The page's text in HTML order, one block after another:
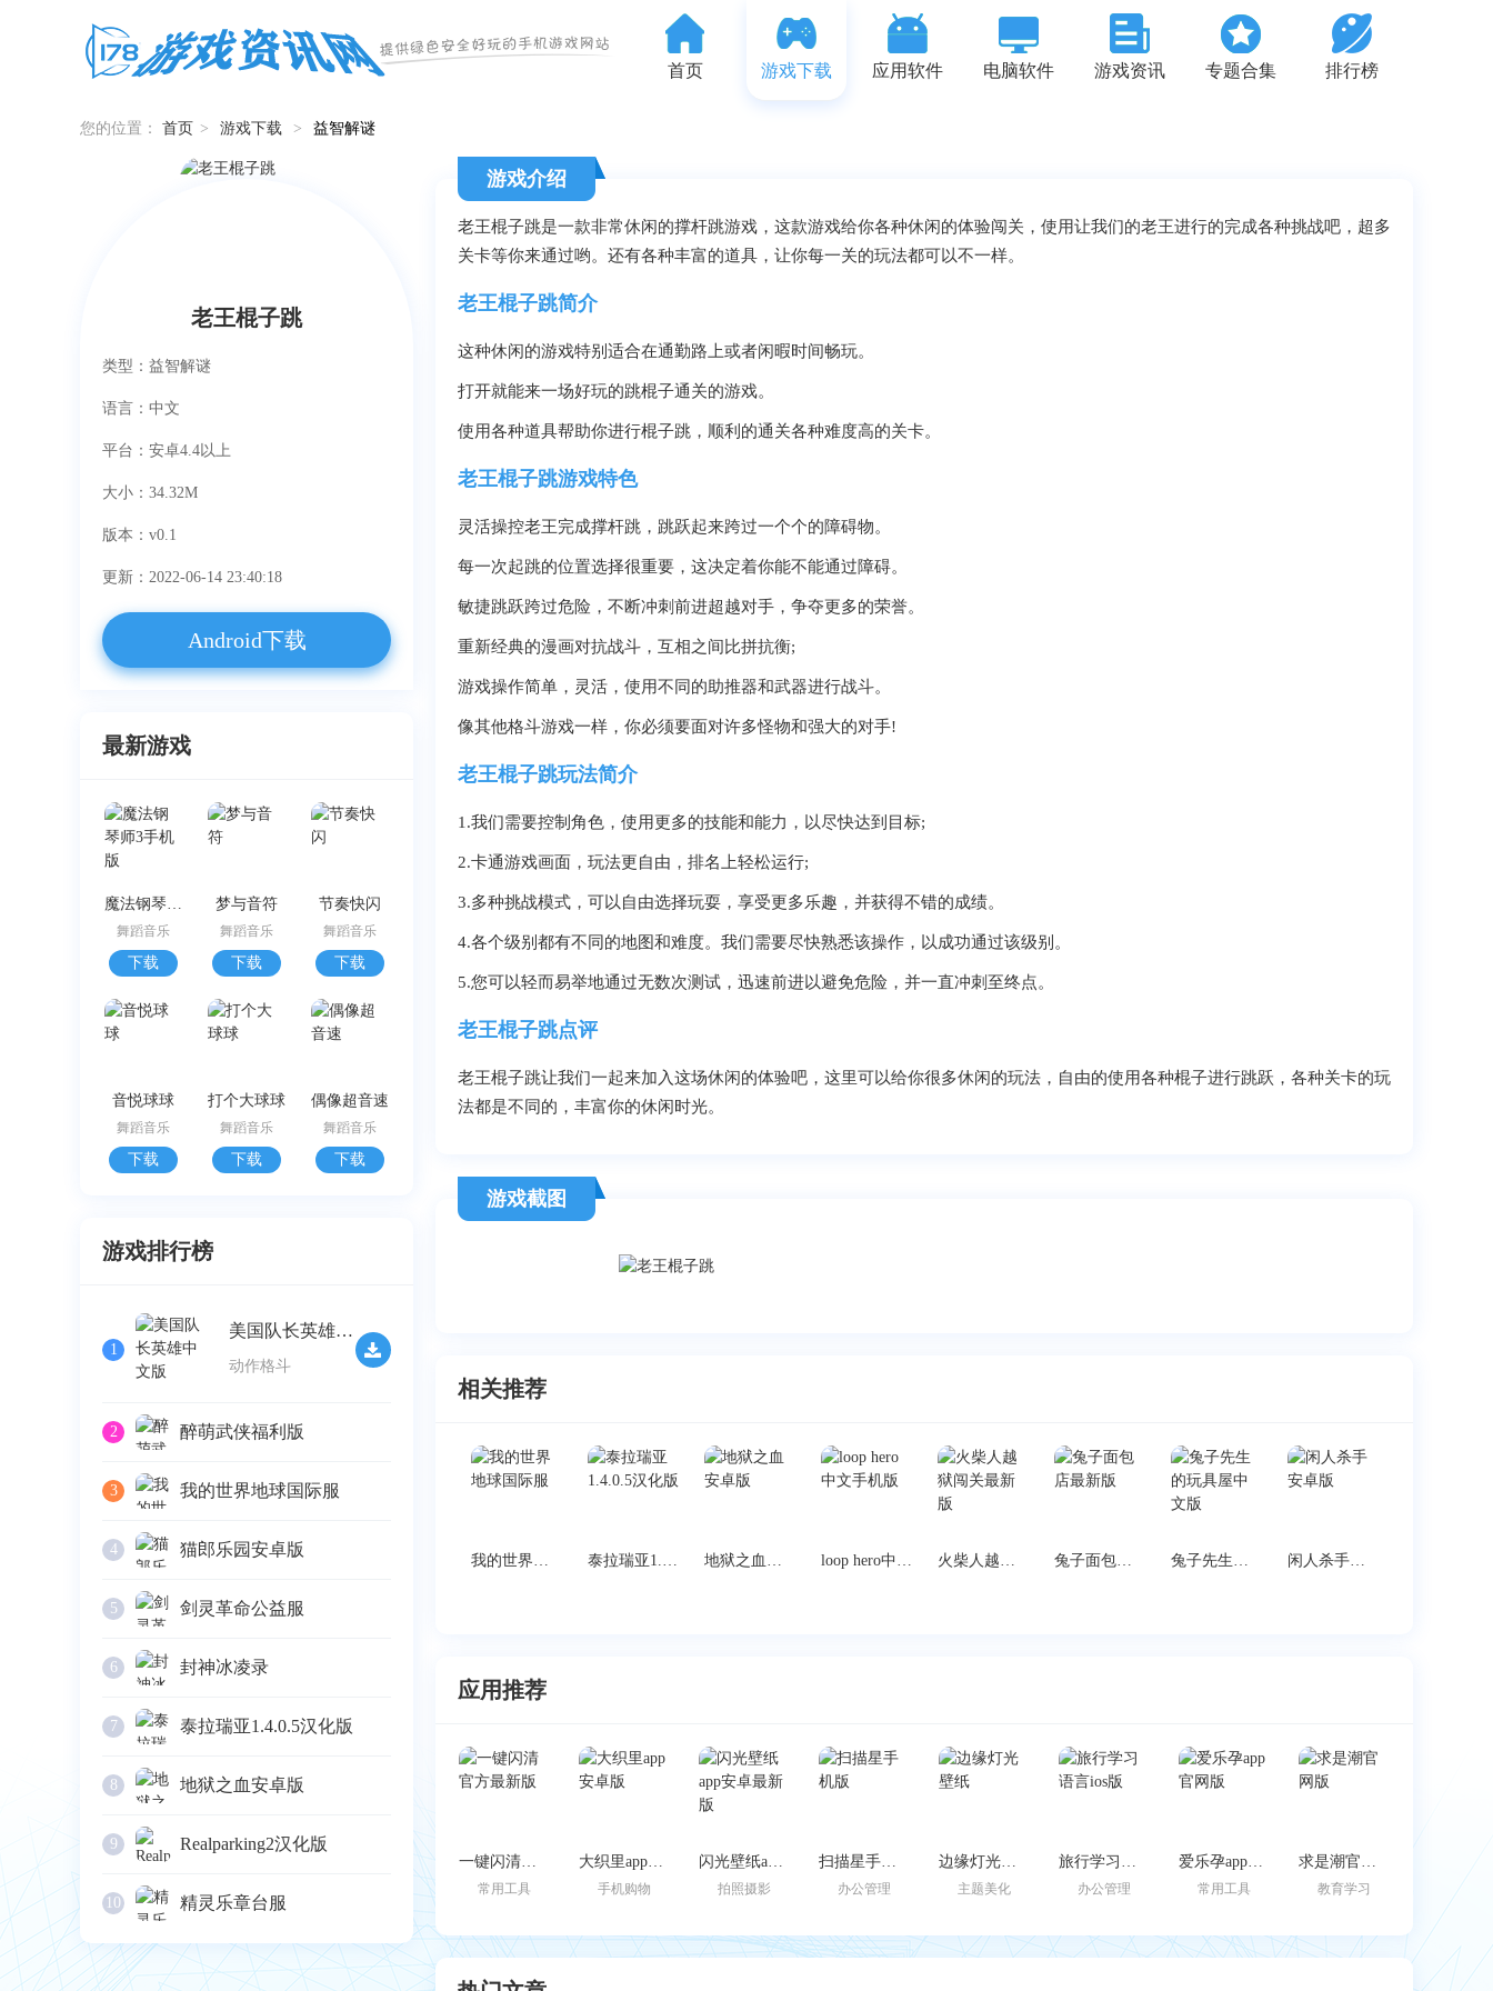
首页 游戏下载 应用软件 电脑软件 游戏资讯 专题合集 排行榜
您的位置： 首页 > 游戏下载 > 益智解谜
类型：益智解谜
语言：中文
平台：安卓4.4以上
大小：34.32M
版本：v0.1
更新：2022-06-14 23:40:18
Android下载
最新游戏
魔法钢琴师3手机版
舞蹈音乐
下载
梦与音符
舞蹈音乐
下载
节奏快闪
舞蹈音乐
下载
音悦球球
舞蹈音乐
下载
打个大球球
舞蹈音乐
下载
偶像超音速
舞蹈音乐
下载
游戏排行榜
1
美国队长英雄中文版
动作格斗
2 醉萌武侠福利版
3 我的世界地球国际服
4 猫郎乐园安卓版
5 剑灵革命公益服
6 封神冰凌录
7 泰拉瑞亚1.4.0.5汉化版
8 地狱之血安卓版
9 Realparking2汉化版
10 精灵乐章台服
游戏介绍
老王棍子跳
老王棍子跳是一款非常休闲的撑杆跳游戏，这款游戏给你各种休闲的体验闯关，使用让我们的老王进行的完成各种挑战吧，超多
关卡等你来通过哟。还有各种丰富的道具，让你每一关的玩法都可以不一样。
老王棍子跳简介
这种休闲的游戏特别适合在通勤路上或者闲暇时间畅玩。
打开就能来一场好玩的跳棍子通关的游戏。
使用各种道具帮助你进行棍子跳，顺利的通关各种难度高的关卡。
老王棍子跳游戏特色
灵活操控老王完成撑杆跳，跳跃起来跨过一个个的障碍物。
每一次起跳的位置选择很重要，这决定着你能不能通过障碍。
敏捷跳跃跨过危险，不断冲刺前进超越对手，争夺更多的荣誉。
重新经典的漫画对抗战斗，互相之间比拼抗衡;
游戏操作简单，灵活，使用不同的助推器和武器进行战斗。
像其他格斗游戏一样，你必须要面对许多怪物和强大的对手!
老王棍子跳玩法简介
1.我们需要控制角色，使用更多的技能和能力，以尽快达到目标;
2.卡通游戏画面，玩法更自由，排名上轻松运行;
3.多种挑战模式，可以自由选择玩耍，享受更多乐趣，并获得不错的成绩。
4.各个级别都有不同的地图和难度。我们需要尽快熟悉该操作，以成功通过该级别。
5.您可以轻而易举地通过无数次测试，迅速前进以避免危险，并一直冲刺至终点。
老王棍子跳点评
老王棍子跳让我们一起来加入这场休闲的体验吧，这里可以给你很多休闲的玩法，自由的使用各种棍子进行跳跃，各种关卡的玩
法都是不同的，丰富你的休闲时光。
游戏截图
相关推荐
我的世界地球国际服 泰拉瑞亚1.4.0.5汉化版 地狱之血安卓版 loop hero中文手机版 火柴人越狱闯关最新版 兔子面包店最新版 兔子先生的玩具屋中文版 闲人杀手安卓版
应用推荐
一键闪清官方最新版
常用工具
大织里app安卓版
手机购物
闪光壁纸app安卓最新版
拍照摄影
扫描星手机版
办公管理
边缘灯光壁纸
主题美化
旅行学习语言ios版
办公管理
爱乐孕app官网版
常用工具
求是潮官网版
教育学习